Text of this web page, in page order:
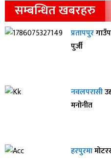
सम्बन्धित खबरहरु
प्रतापपुर
पुर्जी
नवलपरासी
मनोनीत
हरपुरमा